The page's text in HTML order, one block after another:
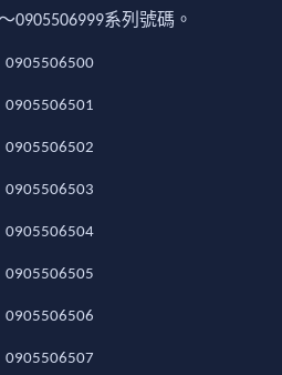
0905506999系列號碼。
0905506500
0905506501
0905506502
0905506503
0905506504
0905506505
0905506506
0905506507